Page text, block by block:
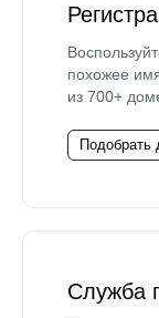
похожее
из 700+
Подобрать
Служба